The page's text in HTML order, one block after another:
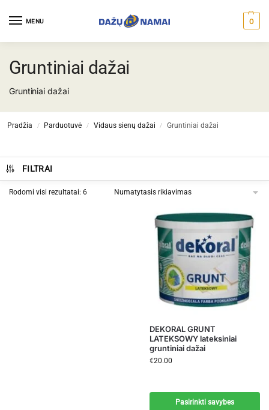
MENU 0
Gruntiniai dažai
Gruntiniai dažai
Pradžia / Parduotuvė / Vidaus sienų dažai / Gruntiniai dažai
FILTRAI
Rodomi visi rezultatai: 6
DEKORAL GRUNT
LATEKSOWY lateksiniai
gruntiniai dažai
€20.00
Pasirinkti savybes